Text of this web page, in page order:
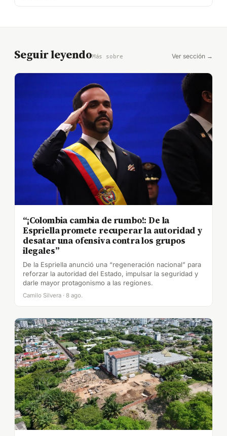
Seguir leyendoMás sobre Ver sección →
“¡Colombia cambia de rumbo!: De la
Espriella promete recuperar la autoridad y
desatar una ofensiva contra los grupos
ilegales”
De la Espriella anunció una “regeneración nacional” para
reforzar la autoridad del Estado, impulsar la seguridad y
darle mayor protagonismo a las regiones.
Camilo Silvera · 8 ago.